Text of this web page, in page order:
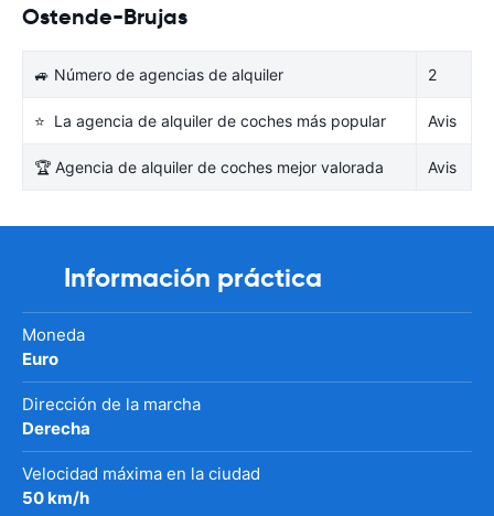
Ostende-Brujas
🚙 Número de agencias de alquiler 2
⭐ La agencia de alquiler de coches más popular Avis
🏆 Agencia de alquiler de coches mejor valorada Avis
Información práctica
Moneda
Euro
Dirección de la marcha
Derecha
Velocidad máxima en la ciudad
50 km/h